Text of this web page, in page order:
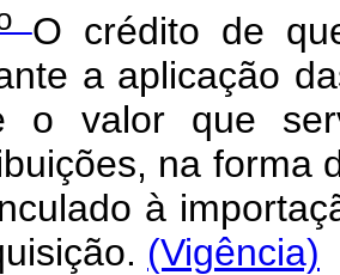
O crédito de
a aplicação
o valor que
na forma
à
(Vigência)